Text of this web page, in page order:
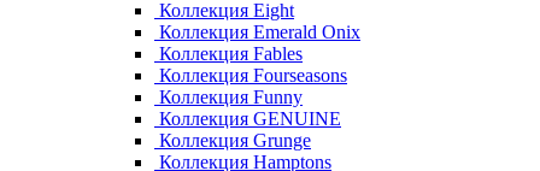
Коллекция Eight
Коллекция Emerald Onix
Коллекция Fables
Коллекция Fourseasons
Коллекция Funny
Коллекция GENUINE
Коллекция Grunge
Коллекция Hamptons